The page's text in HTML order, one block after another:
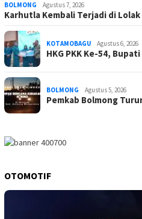
BOLMONG Agustus 7, 2026
Karhutla Kembali Terjadi di
KOTAMOBAGU Agustus 6, 2026
HKG PKK Ke-54,
BOLMONG Agustus 5, 2026
Pemkab Bolmong
OTOMOTIF